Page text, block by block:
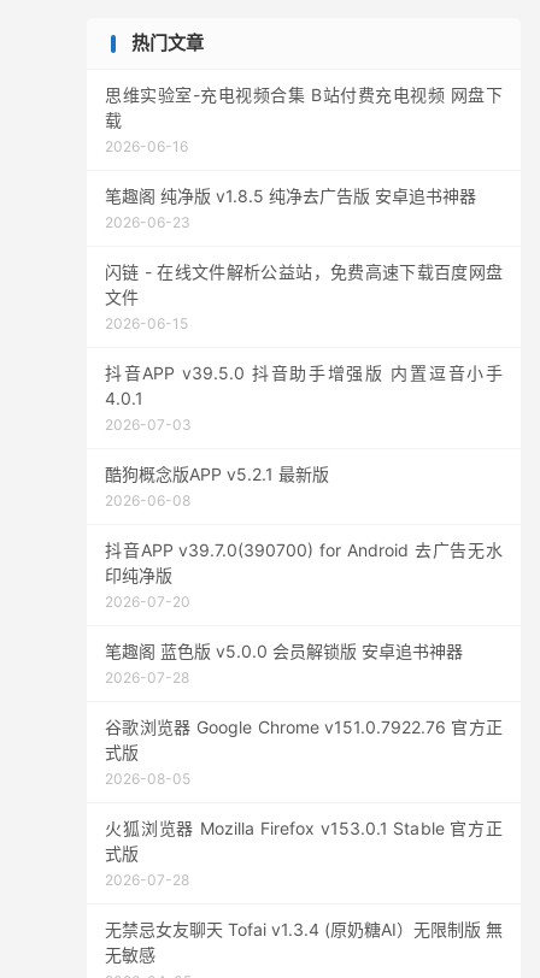
热门文章
思维实验室-充电视频合集 B站付费充电视频 网盘下
载
2026-06-16
笔趣阁 纯净版 v1.8.5 纯净去广告版 安卓追书神器
2026-06-23
闪链 - 在线文件解析公益站，免费高速下载百度网盘
文件
2026-06-15
抖音APP v39.5.0 抖音助手增强版 内置逗音小手
4.0.1
2026-07-03
酷狗概念版APP v5.2.1 最新版
2026-06-08
抖音APP v39.7.0(390700) for Android 去广告无水
印纯净版
2026-07-20
笔趣阁 蓝色版 v5.0.0 会员解锁版 安卓追书神器
2026-07-28
谷歌浏览器 Google Chrome v151.0.7922.76 官方正
式版
2026-08-05
火狐浏览器 Mozilla Firefox v153.0.1 Stable 官方正
式版
2026-07-28
无禁忌女友聊天 Tofai v1.3.4 (原奶糖AI）无限制版 無
无敏感